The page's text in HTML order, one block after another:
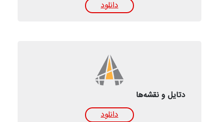
دانلود
دتایل‌ و نقشه‌ها
دانلود